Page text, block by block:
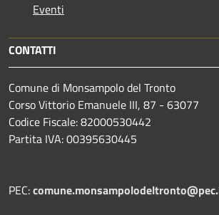
Eventi
CONTATTI
Comune di Monsampolo del Tronto
Corso Vittorio Emanuele III, 87 - 63077
Codice Fiscale: 82000530442
Partita IVA: 00395630445
PEC: